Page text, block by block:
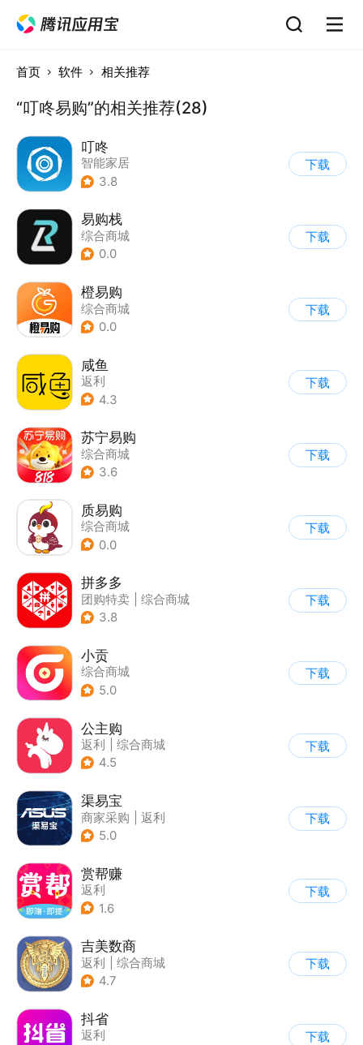
首页 软件 相关推荐
“叮咚易购”的相关推荐(28)
叮咚
智能家居
3.8
下载
易购栈
综合商城
0.0
下载
橙易购
综合商城
0.0
下载
咸鱼
返利
4.3
下载
苏宁易购
综合商城
3.6
下载
质易购
综合商城
0.0
下载
拼多多
团购特卖
综合商城
3.8
下载
小贡
综合商城
5.0
下载
公主购
返利
综合商城
| 潮流商城
4.5
下载
渠易宝
商家采购
返利
| 综合商城
5.0
下载
赏帮赚
返利
1.6
下载
吉美数商
返利
综合商城
4.7
下载
抖省
返利
下载